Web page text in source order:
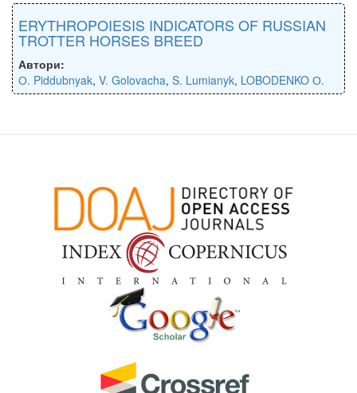
ERYTHROPOIESIS INDICATORS OF RUSSIAN
TROTTER HORSES BREED
Автори:
О. Piddubnyak, V. Golovacha, S. Lumianyk, LOBODENKO О.